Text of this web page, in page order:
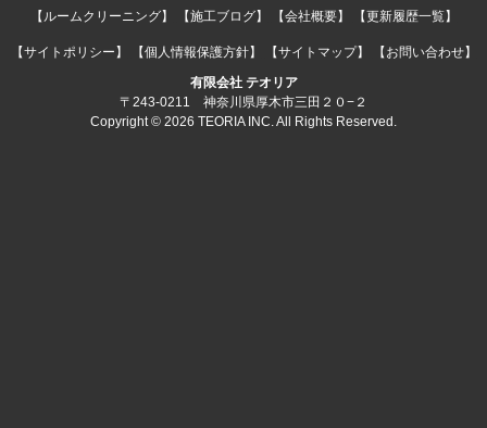
【ルームクリーニング】 【施工ブログ】 【会社概要】 【更新履歴一覧】
【サイトポリシー】 【個人情報保護方針】 【サイトマップ】
【お問い合わせ】
有限会社 テオリア
〒243-0211 神奈川県厚木市三田２０−２
Copyright © 2026 TEORIA INC. All Rights Reserved.